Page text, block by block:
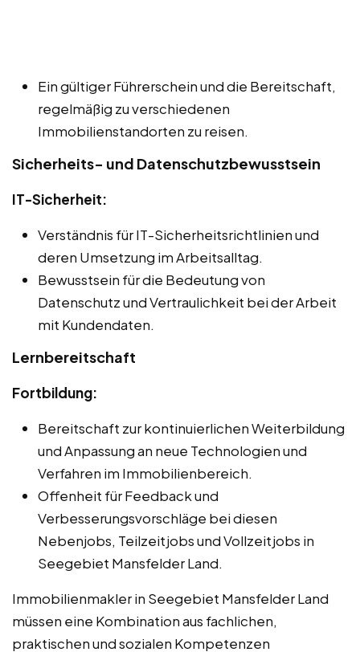
Ein gültiger Führerschein und die Bereitschaft,
regelmäßig zu verschiedenen
Immobilienstandorten zu reisen.
Sicherheits- und Datenschutzbewusstsein
IT-Sicherheit:
Verständnis für IT-Sicherheitsrichtlinien und
deren Umsetzung im Arbeitsalltag.
Bewusstsein für die Bedeutung von
Datenschutz und Vertraulichkeit bei der Arbeit
mit Kundendaten.
Lernbereitschaft
Fortbildung:
Bereitschaft zur kontinuierlichen Weiterbildung
und Anpassung an neue Technologien und
Verfahren im Immobilienbereich.
Offenheit für Feedback und
Verbesserungsvorschläge bei diesen
Nebenjobs, Teilzeitjobs und Vollzeitjobs in
Seegebiet Mansfelder Land.
Immobilienmakler in Seegebiet Mansfelder Land
müssen eine Kombination aus fachlichen,
praktischen und sozialen Kompetenzen